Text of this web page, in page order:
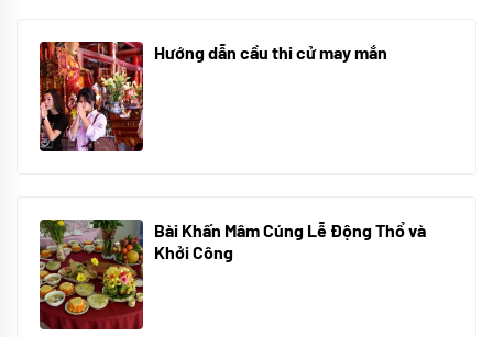
Hướng dẫn cầu thi cử may mắn
Bài Khấn Mâm Cúng Lễ Động Thổ và
Khởi Công